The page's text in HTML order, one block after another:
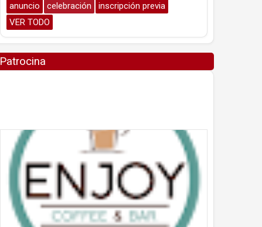
anuncio
celebración
inscripción previa
VER TODO
Patrocina